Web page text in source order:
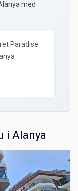
med
Paradise
i Alanya